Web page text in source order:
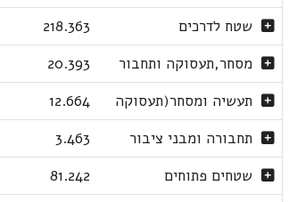
שטח לדרכים
218.363
מסחר,תעסוקה ותחבור
20.393
תעשיה ומסחר(תעסוקה
12.664
תחבורה ומבני ציבור
3.463
שטחים פתוחים
81.242